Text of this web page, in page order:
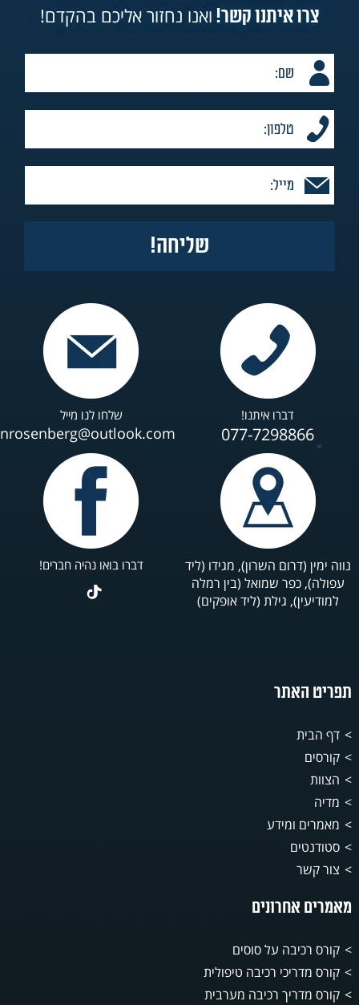
צרו איתנו קשר! ואנו נחזור אליכם בהקדם!
דברו איתנו!
077-7298866
שלחו לנו מייל
נווה ימין (דרום השרון), מגידו (ליד
עפולה), כפר שמואל (בין רמלה
למודיעין), גילת (ליד אופקים)
דברו בואו נהיה חברים!
תפריט האתר
דף הבית
קורסים
הצוות
מדיה
מאמרים ומידע
סטודנטים
צור קשר
מאמרים אחרונים
קורס רכיבה על סוסים
קורס מדריכי רכיבה טיפולית
קורס מדריך רכיבה מערבית